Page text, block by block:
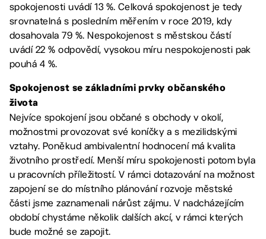
spokojenosti uvádí 13 %. Celková spokojenost je tedy
srovnatelná s posledním měřením v roce 2019, kdy
dosahovala 79 %. Nespokojenost s městskou částí
uvádí 22 % odpovědí, vysokou míru nespokojenosti pak
pouhá 4 %.
Spokojenost se základními prvky občanského
života
Nejvíce spokojení jsou občané s obchody v okolí,
možnostmi provozovat své koníčky a s mezilidskými
vztahy. Poněkud ambivalentní hodnocení má kvalita
životního prostředí. Menší míru spokojenosti potom byla
u pracovních příležitostí. V rámci dotazování na možnost
zapojení se do místního plánování rozvoje městské
části jsme zaznamenali nárůst zájmu. V nadcházejícím
období chystáme několik dalších akcí, v rámci kterých
bude možné se zapojit.